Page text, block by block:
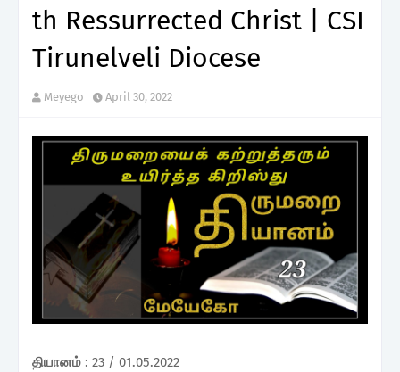
th Ressurrected Christ | CSI
Tirunelveli Diocese
Meyego April 30, 2022
தியானம் : 23 / 01.05.2022